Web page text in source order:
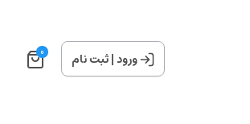
ورود|ثبت نام 0